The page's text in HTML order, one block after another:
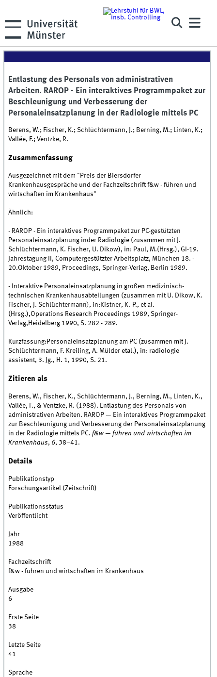
Entlastung des Personals von administrativen
Arbeiten. RAROP - Ein interaktives Programmpaket zur
Beschleunigung und Verbesserung der
Personaleinsatzplanung in der Radiologie mittels PC
Berens, W.; Fischer, K.; Schlüchtermann, J.; Berning, M.; Linten, K.;
Vallée, F.; Ventzke, R.
Zusammenfassung
Ausgezeichnet mit dem "Preis der Biersdorfer
Krankenhausgespräche und der Fachzeitschrift f&w - führen und
wirtschaften im Krankenhaus"
Ähnlich:
- RAROP - Ein interaktives Programmpaket zur PC-gestützten
Personaleinsatzplanung inder Radiologie (zusammen mit J.
Schlüchtermann, K. Fischer, U. Dikow), in: Paul, M.(Hrsg.), GI-19.
Jahrestagung II, Computergestützter Arbeitsplatz, München 18. -
20.Oktober 1989, Proceedings, Springer-Verlag, Berlin 1989.
- Interaktive Personaleinsatzplanung in großen medizinisch-
technischen Krankenhausabteilungen (zusammen mit U. Dikow, K.
Fischer, J. Schlüchtermann), in:Kistner, K.-P., et al.
(Hrsg.),Operations Research Proceedings 1989, Springer-
Verlag,Heidelberg 1990, S. 282 - 289.
Kurzfassung:Personaleinsatzplanung am PC (zusammen mit J.
Schlüchtermann, F. Kreiling, A. Mülder etal.), in: radiologie
assistent, 3. Jg., H. 1, 1990, S. 21.
Zitieren als
Berens, W., Fischer, K., Schlüchtermann, J., Berning, M., Linten, K.,
Vallée, F., & Ventzke, R. (1988). Entlastung des Personals von
administrativen Arbeiten. RAROP — Ein interaktives Programmpaket
zur Beschleunigung und Verbesserung der Personaleinsatzplanung
in der Radiologie mittels PC.f&w — führen und wirtschaften im
Krankenhaus, 6, 38–41.
Details
Publikationstyp
Forschungsartikel (Zeitschrift)
Publikationsstatus
Veröffentlicht
Jahr
1988
Fachzeitschrift
f&w - führen und wirtschaften im Krankenhaus
Ausgabe
6
Erste Seite
38
Letzte Seite
41
Sprache